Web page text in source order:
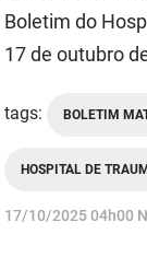
Boletim do
17 de outubro
tags: BOLETIM
HOSPITAL DE
publicado
17/10/202504h00